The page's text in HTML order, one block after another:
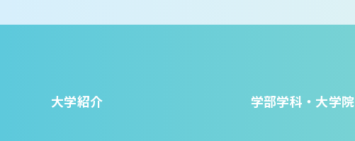
大学紹介 学部学科・大学院